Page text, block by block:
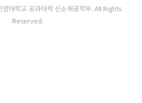
양대학교 공과대학 신소재공학부. All Rights
Reserved.